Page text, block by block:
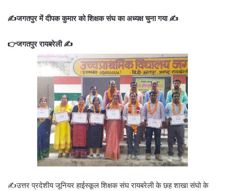
✍️जगतपुर में दीपक कुमार को शिक्षक संघ का अध्यक्ष चुना गया ✍️
👉जगतपुर रायबरेली ✍️
✍️उत्तर प्रदेशीय जूनियर हाईस्कूल शिक्षक संघ रायबरेली के छह शाखा संघो के